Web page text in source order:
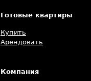
Готовые квартиры
Купить
Арендовать
Компания